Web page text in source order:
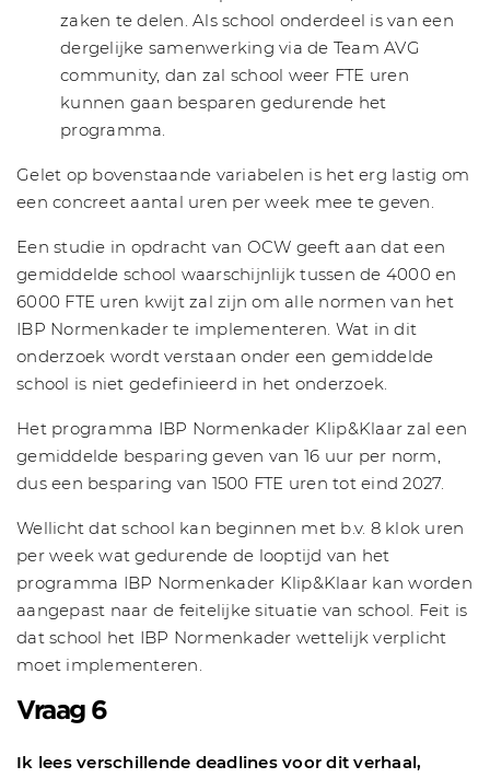
zaken te delen. Als school onderdeel is van een
dergelijke samenwerking via de Team AVG
community, dan zal school weer FTE uren
kunnen gaan besparen gedurende het
programma.
Gelet op bovenstaande variabelen is het erg lastig om
een concreet aantal uren per week mee te geven.
Een studie in opdracht van OCW geeft aan dat een
gemiddelde school waarschijnlijk tussen de 4000 en
6000 FTE uren kwijt zal zijn om alle normen van het
IBP Normenkader te implementeren. Wat in dit
onderzoek wordt verstaan onder een gemiddelde
school is niet gedefinieerd in het onderzoek.
Het programma IBP Normenkader Klip&Klaar zal een
gemiddelde besparing geven van 16 uur per norm,
dus een besparing van 1500 FTE uren tot eind 2027.
Wellicht dat school kan beginnen met b.v. 8 klok uren
per week wat gedurende de looptijd van het
programma IBP Normenkader Klip&Klaar kan worden
aangepast naar de feitelijke situatie van school. Feit is
dat school het IBP Normenkader wettelijk verplicht
moet implementeren.
Vraag 6
Ik lees verschillende deadlines voor dit verhaal,